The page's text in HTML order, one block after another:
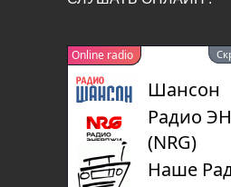
Online radio
Шансон
Радио
(NRG)
Наше